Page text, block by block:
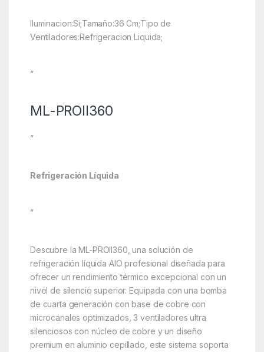
Iluminacion:Si;Tamaño:36 Cm;Tipo de
Ventiladores:Refrigeracion Liquida;
”
ML-PROII360
”
Refrigeración Líquida
”
Descubre la ML-PROII360, una solución de
refrigeración líquida AIO profesional diseñada para
ofrecer un rendimiento térmico excepcional con un
nivel de silencio superior. Equipada con una bomba
de cuarta generación con base de cobre con
microcanales optimizados, 3 ventiladores ultra
silenciosos con núcleo de cobre y un diseño
premium en aluminio cepillado, este sistema soporta